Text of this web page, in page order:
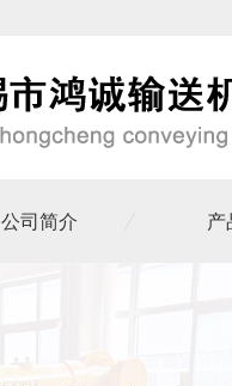
公司简介 产